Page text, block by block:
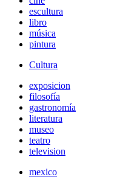
escultura
libro
música
pintura
Cultura
exposicion
filosofía
gastronomía
literatura
museo
teatro
television
mexico